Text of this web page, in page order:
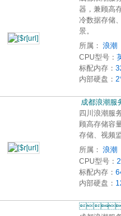
器，兼顾高
冷数据存储
景。
所属： 浪潮
CPU型号：
标配内存：
内部硬盘：
 成都浪
四川浪潮服
顾高存储容
存储、视频
所属： 浪潮
CPU型号：
标配内存：
内部硬盘：
